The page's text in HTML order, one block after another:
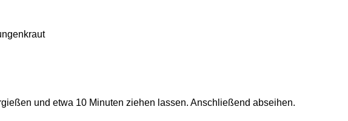
und etwa 10 Minuten ziehen lassen. Anschließend abseihen.